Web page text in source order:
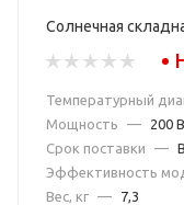
Солнечная
Температурный
Мощность
—
200
Срок поставки
—
Эффективность
Вес, кг — 7,3